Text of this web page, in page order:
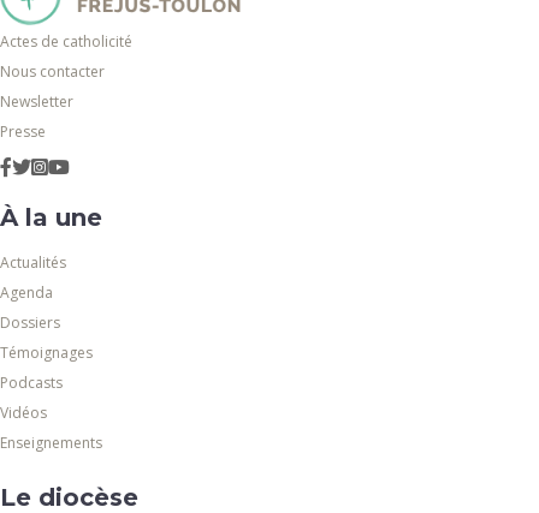
Actes de catholicité
Nous contacter
Newsletter
Presse
À la une
Actualités
Agenda
Dossiers
Témoignages
Podcasts
Vidéos
Enseignements
Le diocèse